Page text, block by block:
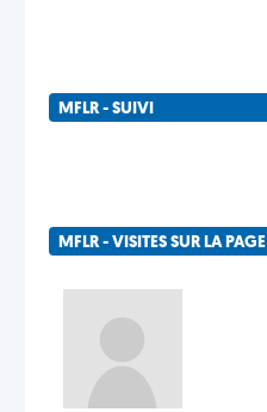
MFLR - SUIVI
MFLR - VISITES SUR LA PAGE